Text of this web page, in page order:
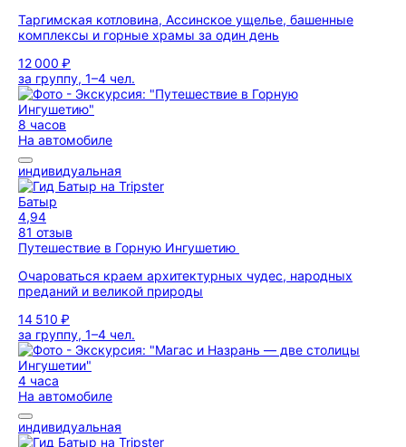
Таргимская котловина, Ассинское ущелье, башенные
комплексы и горные храмы за один день
12 000 ₽
за группу, 1–4 чел.
8 часов
На автомобиле
индивидуальная
Батыр
4,94
81 отзыв
Путешествие в Горную Ингушетию
Очароваться краем архитектурных чудес, народных
преданий и великой природы
14 510 ₽
за группу, 1–4 чел.
4 часа
На автомобиле
индивидуальная